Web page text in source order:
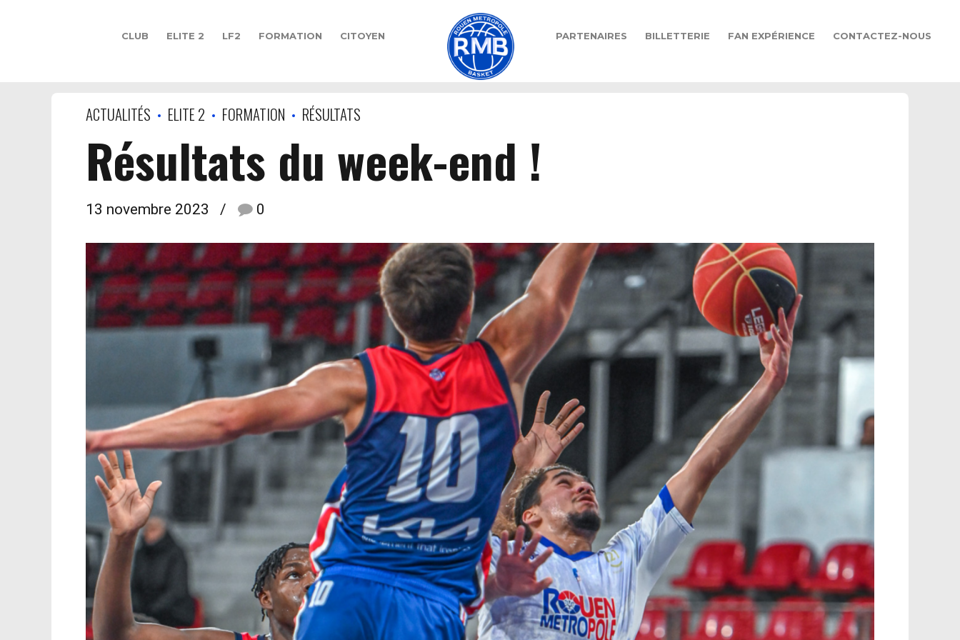
CLUB ELITE 2 LF2 FORMATION CITOYEN PARTENAIRES BILLETTERIE FAN EXPÉRIENCE CONTACTEZ-NOUS
ACTUALITÉS ELITE 2 FORMATION RÉSULTATS
Résultats du week-end !
13 novembre 2023 0
0
0
1
2
0
1
2